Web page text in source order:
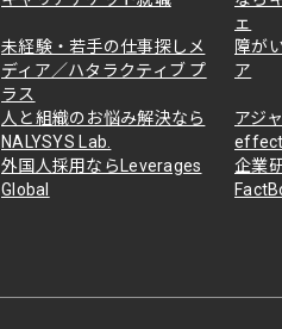
ェ
未経験・若手の仕事探しメ
ディア／ハタラクティブ プ
ラス
障が
ア
人と組織のお悩み解決なら
NALYSYS Lab.
アジ
外国人採用ならLeverages
Global
企業